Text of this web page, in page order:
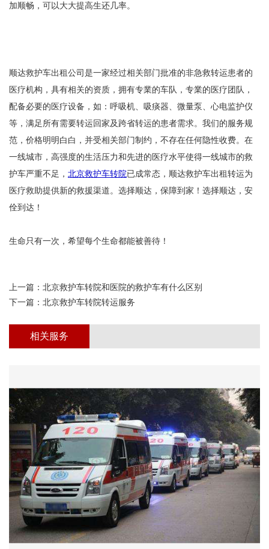
加顺畅，可以大大提高生还几率。
顺达救护车出租公司是一家经过相关部门批准的非急救转运患者的
医疗机构，具有相关的资质，拥有专業的车队，专業的医疗团队，
配备必要的医疗设备，如：呼吸机、吸痰器、微量泵、心电监护仪
等，满足所有需要转运回家及跨省转运的患者需求。我们的服务规
范，价格明明白白，并受相关部门制约，不存在任何隐性收费。在
一线城市，高强度的生活压力和先进的医疗水平使得一线城市的救
护车严重不足， 北京救护车转院已成常态，顺达救护车出租转运为
医疗救助提供新的救援渠道。选择顺达，保障到家！选择顺达，安
佺到达！
生命只有一次，希望每个生命都能被善待！
上一篇： 北京救护车转院和医院的救护车有什么区别
下一篇： 北京救护车转院转运服务
相关服务